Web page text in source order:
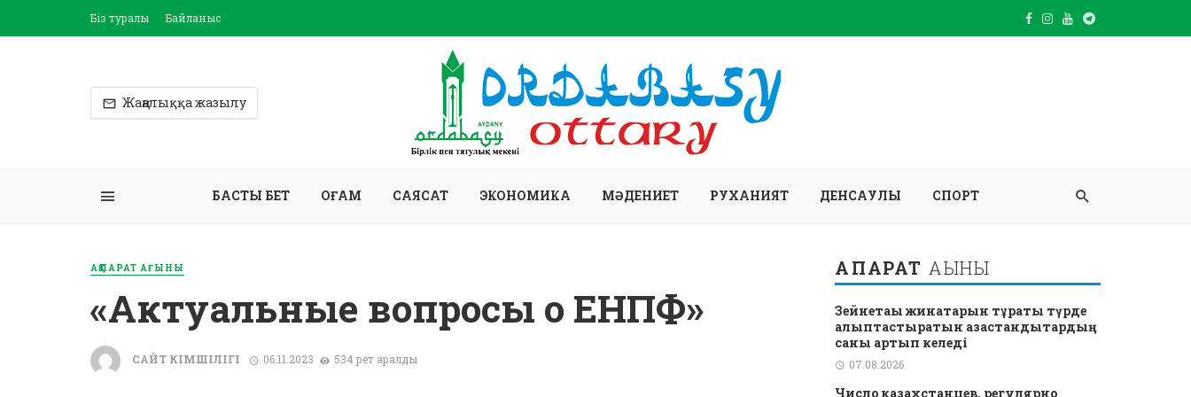
Біз туралы Байланыс
Жаңалыққа жазылу
БАСТЫ БЕТ ҚОҒАМ САЯСАТ ЭКОНОМИКА МӘДЕНИЕТ РУХАНИЯТ ДЕНСАУЛЫҚ СПОРТ
АҚПАРАТ АҒЫНЫ
«Актуальные вопросы о ЕНПФ»
САЙТ ӘКІМШІЛІГІ 06.11.2023 534 рет қаралды
АҚПАРАТ АҒЫНЫ
Зейнетақы жинақтарын тұрақты түрде
қалыптастыратын қазақстандықтардың
саны артып келеді
07.08.2026
Число казахстанцев, регулярно